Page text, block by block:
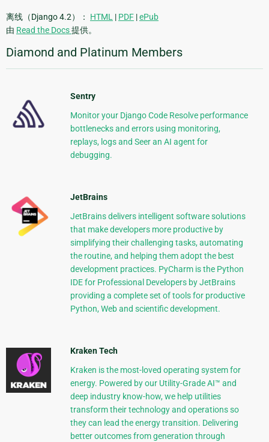
离线（Django 4.2）： HTML | PDF |ePub
由 Read the Docs提供。
Diamond and Platinum Members
Sentry
Monitor your Django Code Resolve performance
bottlenecks and errors using monitoring,
replays, logs and Seer an AI agent for
debugging.
JetBrains
JetBrains delivers intelligent software solutions
that make developers more productive by
simplifying their challenging tasks, automating
the routine, and helping them adopt the best
development practices. PyCharm is the Python
IDE for Professional Developers by JetBrains
providing a complete set of tools for productive
Python, Web and scientific development.
Kraken Tech
Kraken is the most-loved operating system for
energy. Powered by our Utility-Grade AI™ and
deep industry know-how, we help utilities
transform their technology and operations so
they can lead the energy transition. Delivering
better outcomes from generation through